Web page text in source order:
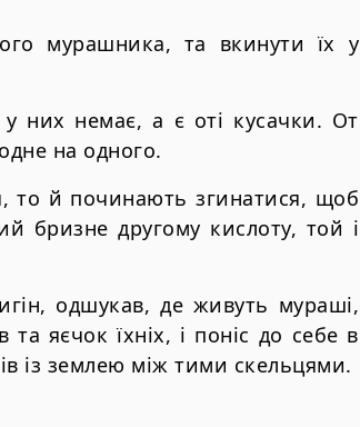
мурашника, та вкинути їх у
них немає, а є оті кусачки. От
на одного.
то й починають згинатися, щоб
бризне другому кислоту, той і
одшукав, де живуть мураші,
яєчок їхніх, і поніс до себе в
із землею між тими скельцями.